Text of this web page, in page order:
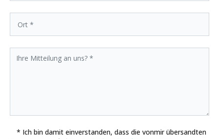
* Ich bin damit einverstanden, dass die vonmir übersandten